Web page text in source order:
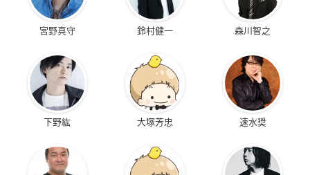
宮野真守 鈴村健一 森川智之
下野紘 大塚芳忠 速水奨